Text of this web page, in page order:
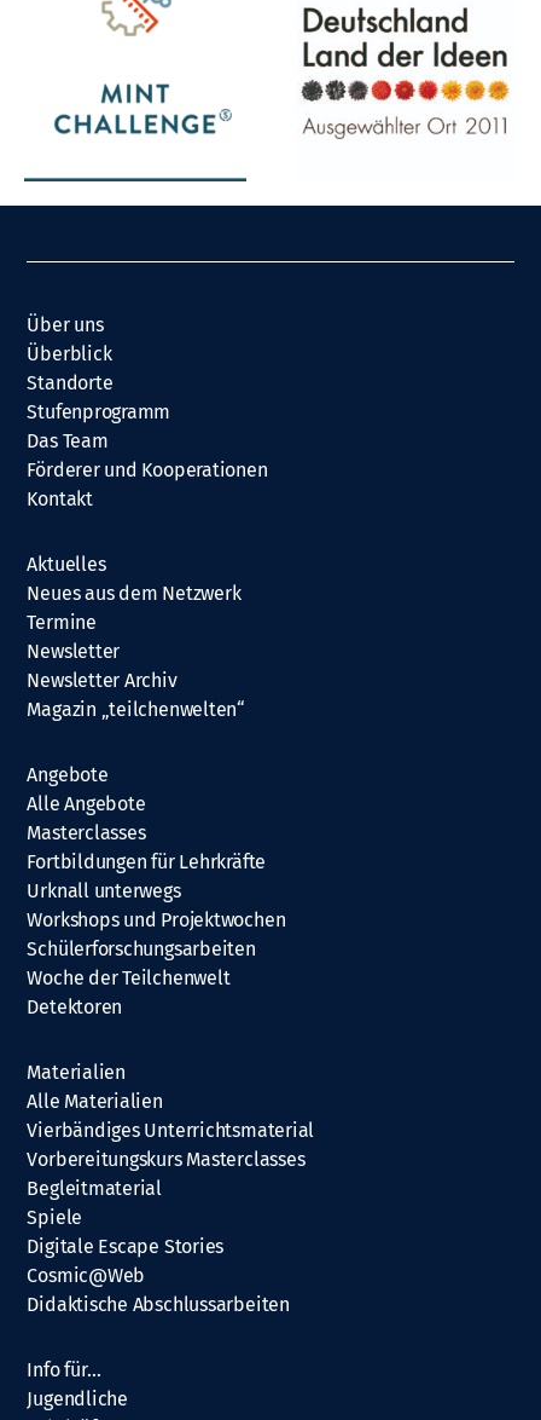
Über uns
Überblick
Standorte
Stufenprogramm
Das Team
Förderer und Kooperationen
Kontakt
Aktuelles
Neues aus dem Netzwerk
Termine
Newsletter
Newsletter Archiv
Magazin „teilchenwelten“
Angebote
Alle Angebote
Masterclasses
Fortbildungen für Lehrkräfte
Urknall unterwegs
Workshops und Projektwochen
Schülerforschungsarbeiten
Woche der Teilchenwelt
Detektoren
Materialien
Alle Materialien
Vierbändiges Unterrichtsmaterial
Vorbereitungskurs Masterclasses
Begleitmaterial
Spiele
Digitale Escape Stories
Cosmic@Web
Didaktische Abschlussarbeiten
Info für…
Jugendliche